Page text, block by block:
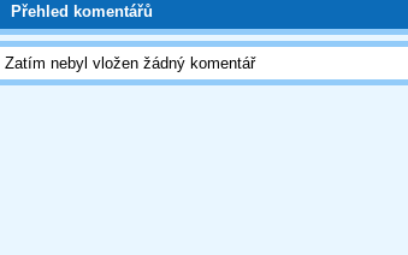
Přehled komentářů
Zatím nebyl vložen žádný komentář